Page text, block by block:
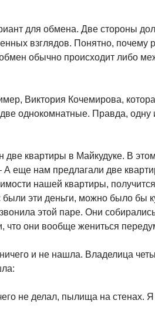
для обмена. Две стороны
взглядов. Понятно,
обычно происходит либо
Виктория Кочемирова,
однокомнатные. Правда, одну
квартиры в Майкудуке. В
еще нам предлагали две
нашей квартиры,
эти деньги, можно было бы
этой паре. Они
они вообще жениться
и не нашла. Владелица
не делал, пылища на стенах.